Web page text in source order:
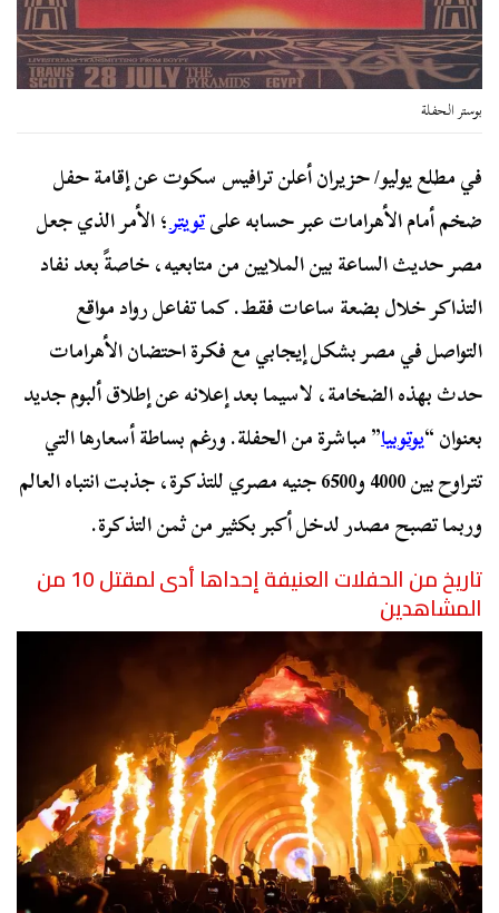
بوستر الحفلة
في مطلع يوليو/ حزيران أعلن ترافيس سكوت عن إقامة حفل
ضخم أمام الأهرامات عبر حسابه علىتويتر؛ الأمر الذي جعل
مصر حديث الساعة بين الملايين من متابعيه، خاصةً بعد نفاد
التذاكر خلال بضعة ساعات فقط. كما تفاعل رواد مواقع
التواصل في مصر بشكل إيجابي مع فكرة احتضان الأهرامات
حدث بهذه الضخامة، لاسيما بعد إعلانه عن إطلاق ألبوم جديد
بعنوان “يوتوبيا” مباشرة من الحفلة. ورغم بساطة أسعارها التي
تتراوح بين 4000 و6500 جنيه مصري للتذكرة، جذبت انتباه العالم
وربما تصبح مصدر لدخل أكبر بكثير من ثمن التذكرة.
تاريخ من الحفلات العنيفة إحداها أدى لمقتل 10 من
المشاهدين